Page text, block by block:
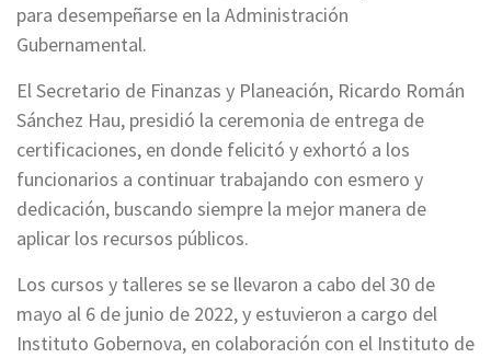
para desempeñarse en la Administración
Gubernamental.
El Secretario de Finanzas y Planeación, Ricardo Román
Sánchez Hau, presidió la ceremonia de entrega de
certificaciones, en donde felicitó y exhortó a los
funcionarios a continuar trabajando con esmero y
dedicación, buscando siempre la mejor manera de
aplicar los recursos públicos.
Los cursos y talleres se se llevaron a cabo del 30 de
mayo al 6 de junio de 2022, y estuvieron a cargo del
Instituto Gobernova, en colaboración con el Instituto de